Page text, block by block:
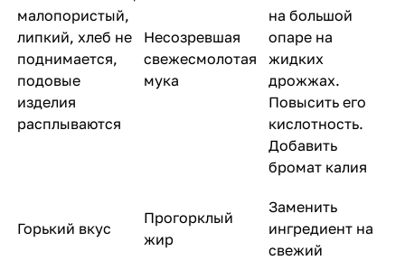
малопористый,
липкий, хлеб не
поднимается,
подовые
изделия
расплываются
Несозревшая
свежесмолотая
мука
на большой
опаре на
жидких
дрожжах.
Повысить его
кислотность.
Добавить
бромат калия
Горький вкус
Прогорклый
жир
Заменить
ингредиент на
свежий